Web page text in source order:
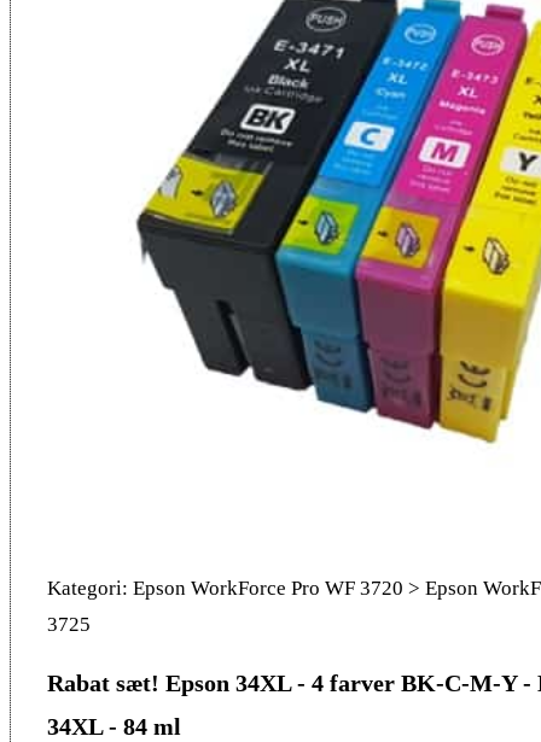
Kategori: Epson WorkForce Pro WF 3720 > Epson
3725
Rabat sæt! Epson 34XL - 4 farver BK-C-M-Y -
34XL - 84 ml